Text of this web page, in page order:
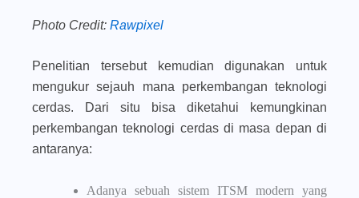
Photo Credit: Rawpixel
Penelitian tersebut kemudian digunakan untuk
mengukur sejauh mana perkembangan teknologi
cerdas. Dari situ bisa diketahui kemungkinan
perkembangan teknologi cerdas di masa depan di
antaranya:
Adanya sebuah sistem ITSM modern yang